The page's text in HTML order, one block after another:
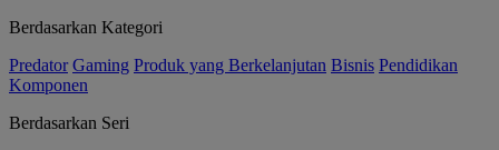
Berdasarkan Kategori
Predator Gaming Produk yang Berkelanjutan Bisnis Pendidikan
Komponen
Berdasarkan Seri